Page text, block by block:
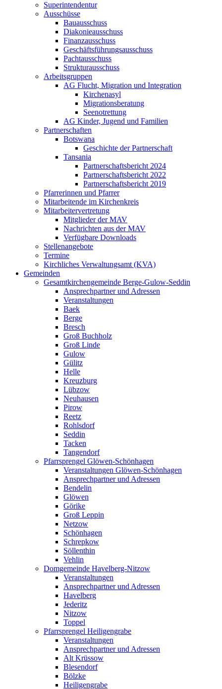
Superintendentur
Ausschüsse
Bauausschuss
Diakonieausschuss
Finanzausschuss
Geschäftsführungsausschuss
Pachtausschuss
Strukturausschuss
Arbeitsgruppen
AG Flucht, Migration und Integration
Kirchenasyl
Migrationsberatung
Seenotrettung
AG Kinder, Jugend und Familien
Partnerschaften
Botswana
Geschichte der Partnerschaft
Tansania
Partnerschaftsbericht 2024
Partnerschaftsbericht 2022
Partnerschaftsbericht 2019
Pfarrerinnen und Pfarrer
Mitarbeitende im Kirchenkreis
Mitarbeitervertretung
Mitglieder der MAV
Nachrichten aus der MAV
Verfügbare Downloads
Stellenangebote
Termine
Kirchliches Verwaltungsamt (KVA)
Gemeinden
Gesamtkirchengemeinde Berge-Gulow-Seddin
Ansprechpartner und Adressen
Veranstaltungen
Baek
Berge
Bresch
Groß Buchholz
Groß Linde
Gulow
Gülitz
Helle
Kreuzburg
Lübzow
Neuhausen
Pirow
Reetz
Rohlsdorf
Seddin
Tacken
Tangendorf
Pfarrsprengel Glöwen-Schönhagen
Veranstaltungen Glöwen-Schönhagen
Ansprechpartner und Adressen
Bendelin
Glöwen
Görike
Groß Leppin
Netzow
Schönhagen
Schrepkow
Söllenthin
Vehlin
Domgemeinde Havelberg-Nitzow
Veranstaltungen
Ansprechpartner und Adressen
Havelberg
Jederitz
Nitzow
Toppel
Pfarrsprengel Heiligengrabe
Veranstaltungen
Ansprechpartner und Adressen
Alt Krüssow
Blesendorf
Bölzke
Heiligengrabe